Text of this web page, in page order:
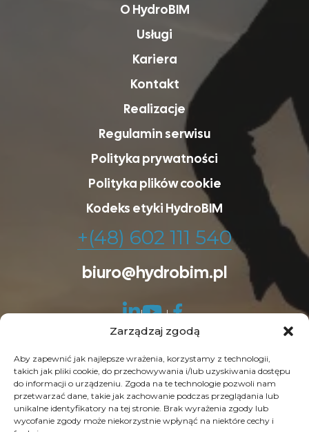
Zarządzaj zgodą
Aby zapewnić jak najlepsze wrażenia, korzystamy z technologii,
takich jak pliki cookie, do przechowywania i/lub uzyskiwania dostępu
do informacji o urządzeniu. Zgoda na te technologie pozwoli nam
przetwarzać dane, takie jak zachowanie podczas przeglądania lub
unikalne identyfikatory na tej stronie. Brak wyrażenia zgody lub
wycofanie zgody może niekorzystnie wpłynąć na niektóre cechy i
O HydroBIM
Usługi
Kariera
Kontakt
Realizacje
Regulamin serwisu
Polityka prywatności
Polityka plików cookie
Kodeks etyki HydroBIM
+(48) 602 111 540
biuro@hydrobim.pl
© Copyright 2026 HydroBIM. Wszelkie prawa
zastrzeżone. SEO byContrade